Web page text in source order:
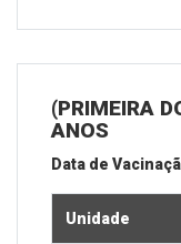
(PRIMEIRA
ANOS
Data de
Unidade